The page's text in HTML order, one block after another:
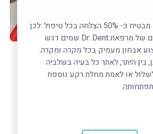
אבחון מדויק מבטיח כ- 50% הצלחה בכל טיפול. לכן
רופאי השיניים של מרפאת Dr. Dent שמים דגש
אבחון מעמיק בכל מקרה ומקרה.
בין היתר, לאתר כל בעיה בשלביה
או לאמת מחלת רקע נוספת